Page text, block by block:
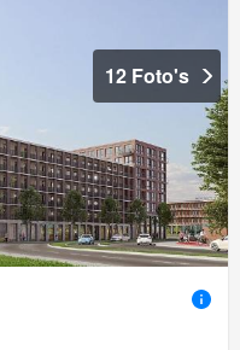
12 Foto's